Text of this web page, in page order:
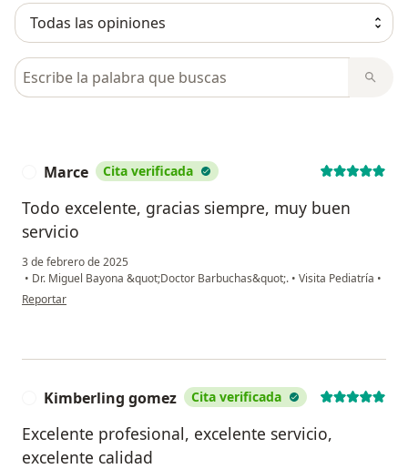
Busca en opiniones
Marce Cita verificada
Todo excelente, gracias siempre, muy buen
servicio
3 de febrero de 2025
• Dr. Miguel Bayona &quot;Doctor Barbuchas&quot;. • Visita Pediatría •
en opinión del usuario Marce
Reportar
Kimberling gomez Cita verificada
Excelente profesional, excelente servicio,
excelente calidad